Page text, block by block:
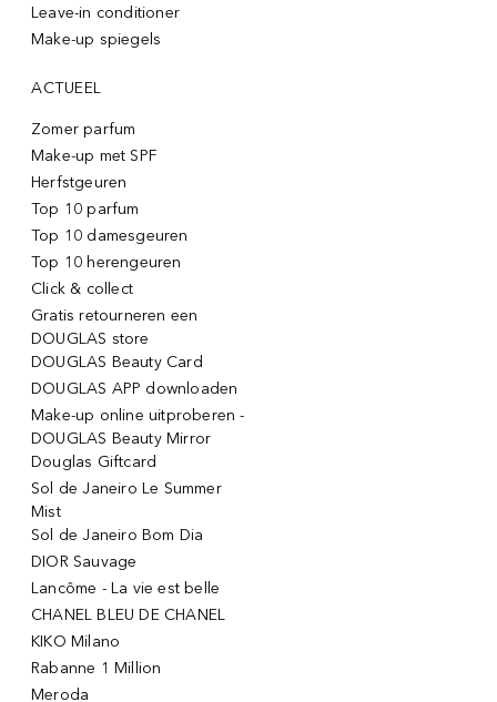
Leave-in conditioner
Make-up spiegels
ACTUEEL
Zomer parfum
Make-up met SPF
Herfstgeuren
Top 10 parfum
Top 10 damesgeuren
Top 10 herengeuren
Click & collect
Gratis retourneren een
DOUGLAS store
DOUGLAS Beauty Card
DOUGLAS APP downloaden
Make-up online uitproberen -
DOUGLAS Beauty Mirror
Douglas Giftcard
Sol de Janeiro Le Summer
Mist
Sol de Janeiro Bom Dia
DIOR Sauvage
Lancôme - La vie est belle
CHANEL BLEU DE CHANEL
KIKO Milano
Rabanne 1 Million
Meroda